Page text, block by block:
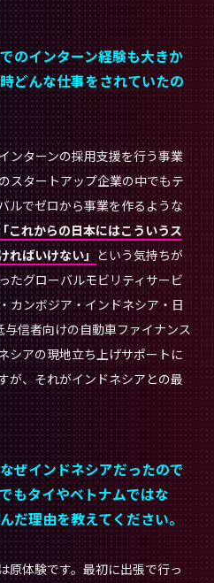
のインターン経験も大きか
どんな仕事をされていたの
ンターンの採用支援を行う事業
スタートアップ企業の中でもテ
ルでゼロから事業を作るような
「これからの日本にはこういうス
ればいけない」 という気持ちが
たグローバルモビリティサービ
カンボジア・インドネシア・日
信者向けの自動車ファイナンス
シアの現地立ち上げサポートに
が、それがインドネシアとの最
ぜインドネシアだったので
もタイやベトナムではな
だ理由を教えてください。
原体験です。最初に出張で行っ